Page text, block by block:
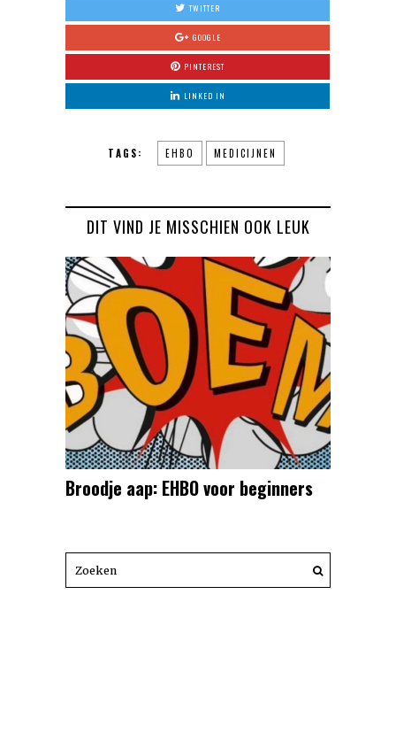
TWITTER
GOOGLE
PINTEREST
LINKED IN
TAGS: EHBO MEDICIJNEN
DIT VIND JE MISSCHIEN OOK LEUK
Broodje aap: EHBO voor beginners